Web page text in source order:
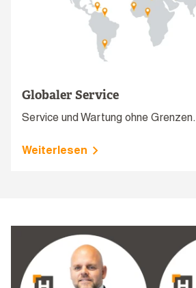
Globaler Service
Service und Wartung ohne Grenzen.
Weiterlesen